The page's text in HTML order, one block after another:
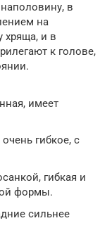
в
на
хряща, и в
к голове,
имеет
гибкое, с
гибкая и
формы.
сильнее